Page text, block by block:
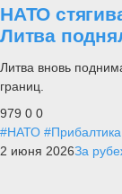
НАТО
Литва
Литва вновь
границ.
979 0 0
#НАТО #Прибалтика
2 июня 2026За